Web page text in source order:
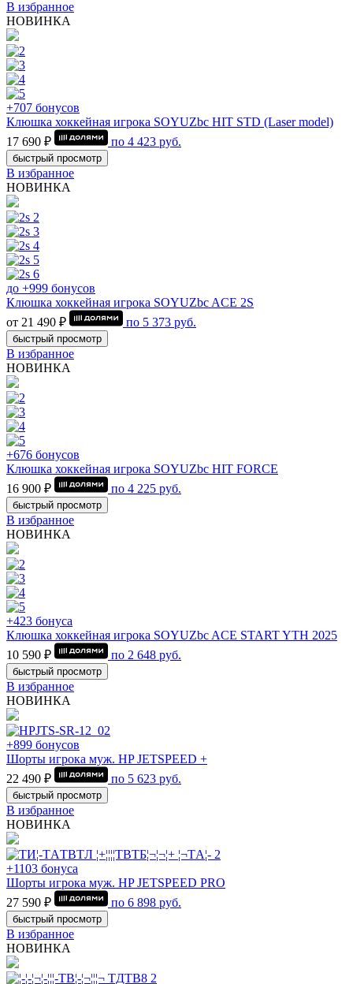
В избранное
НОВИНКА
+707 бонусов
Клюшка хоккейная игрока SOYUZbc HIT STD (Laser model)
17 690 ₽
по 4 423 руб.
быстрый просмотр
В избранное
НОВИНКА
до +999 бонусов
Клюшка хоккейная игрока SOYUZbc ACE 2S
от 21 490 ₽
по 5 373 руб.
быстрый просмотр
В избранное
НОВИНКА
+676 бонусов
Клюшка хоккейная игрока SOYUZbc HIT FORCE
16 900 ₽
по 4 225 руб.
быстрый просмотр
В избранное
НОВИНКА
+423 бонуса
Клюшка хоккейная игрока SOYUZbc ACE START YTH 2025
10 590 ₽
по 2 648 руб.
быстрый просмотр
В избранное
НОВИНКА
+899 бонусов
Шорты игрока муж. HP JETSPEED +
22 490 ₽
по 5 623 руб.
быстрый просмотр
В избранное
НОВИНКА
+1103 бонуса
Шорты игрока муж. HP JETSPEED PRO
27 590 ₽
по 6 898 руб.
быстрый просмотр
В избранное
НОВИНКА